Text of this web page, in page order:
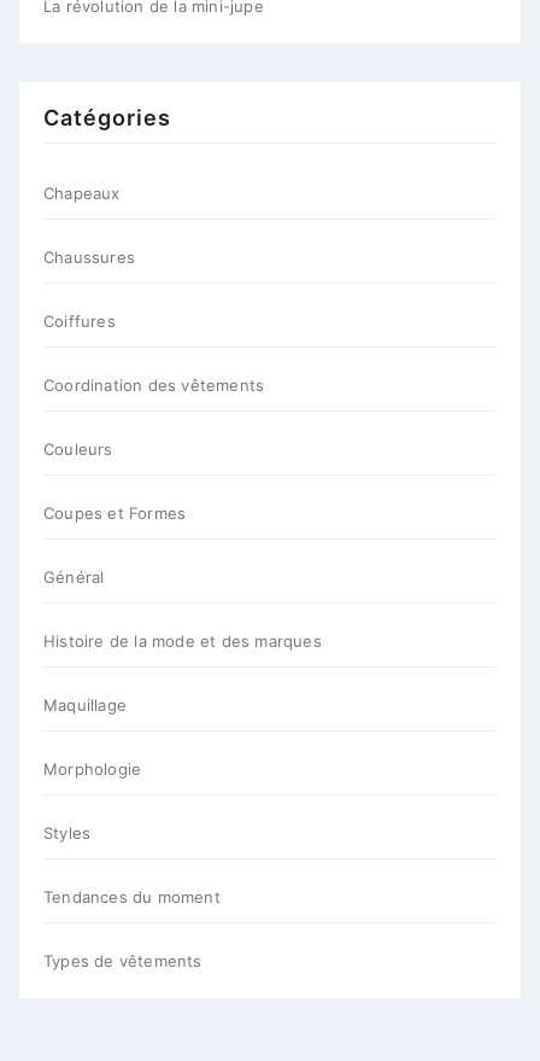
La révolution de la mini-jupe
Catégories
Chapeaux
Chaussures
Coiffures
Coordination des vêtements
Couleurs
Coupes et Formes
Général
Histoire de la mode et des marques
Maquillage
Morphologie
Styles
Tendances du moment
Types de vêtements